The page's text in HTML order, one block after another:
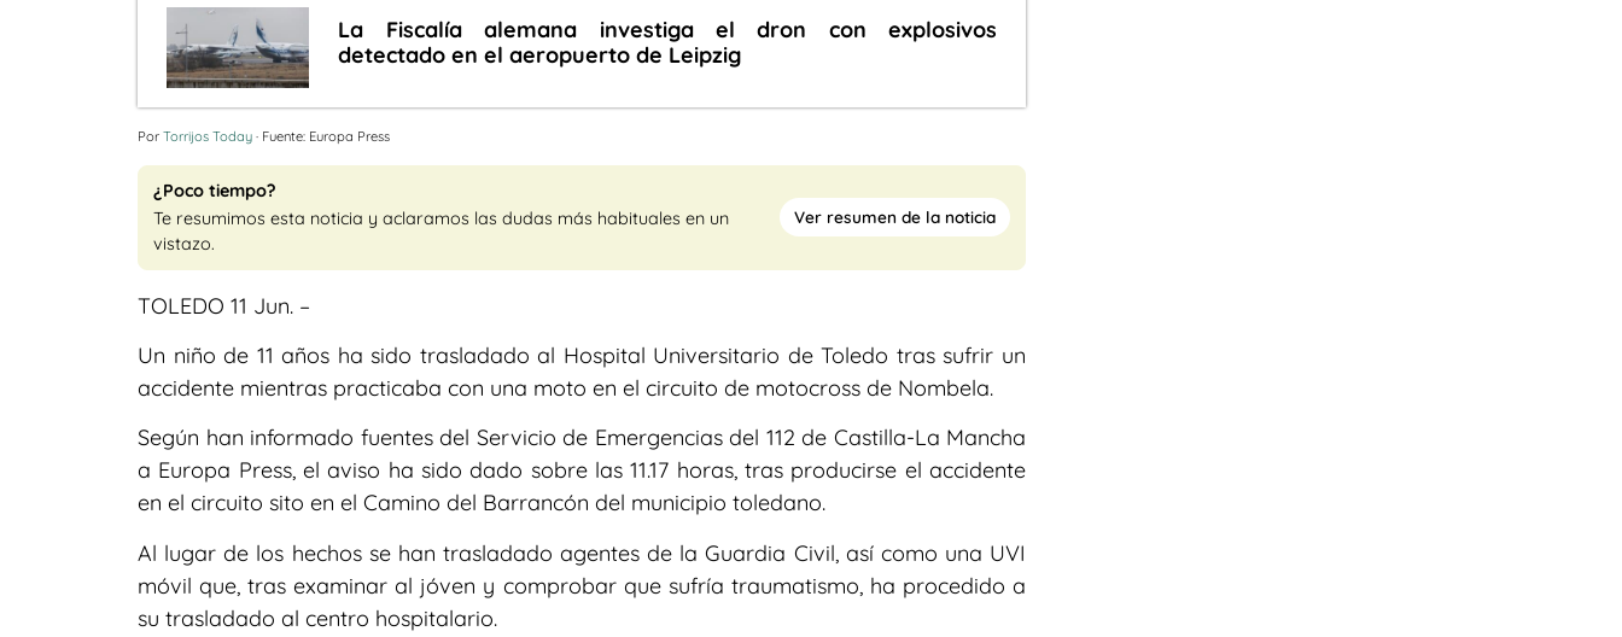
La Fiscalía alemana investiga el dron con explosivos
detectado en el aeropuerto de Leipzig
Por Torrijos Today · Fuente: Europa Press
¿Poco tiempo?
Te resumimos esta noticia y aclaramos las dudas más habituales en un
vistazo.
Ver resumen de la noticia
TOLEDO 11 Jun. –
Un niño de 11 años ha sido trasladado al Hospital Universitario de Toledo tras sufrir un
accidente mientras practicaba con una moto en el circuito de motocross de Nombela.
Según han informado fuentes del Servicio de Emergencias del 112 de Castilla-La Mancha
a Europa Press, el aviso ha sido dado sobre las 11.17 horas, tras producirse el accidente
en el circuito sito en el Camino del Barrancón del municipio toledano.
Al lugar de los hechos se han trasladado agentes de la Guardia Civil, así como una UVI
móvil que, tras examinar al jóven y comprobar que sufría traumatismo, ha procedido a
su trasladado al centro hospitalario.